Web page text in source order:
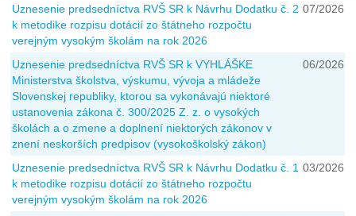
Uznesenie predsedníctva RVŠ SR k Návrhu Dodatku č. 2
k metodike rozpisu dotácií zo štátneho rozpočtu
verejným vysokým školám na rok 2026
07/2026
Uznesenie predsedníctva RVŠ SR k VYHLÁŠKE
Ministerstva školstva, výskumu, vývoja a mládeže
Slovenskej republiky, ktorou sa vykonávajú niektoré
ustanovenia zákona č. 300/2025 Z. z. o vysokých
školách a o zmene a doplnení niektorých zákonov v
znení neskorších predpisov (vysokoškolský zákon)
06/2026
Uznesenie predsedníctva RVŠ SR k Návrhu Dodatku č. 1
k metodike rozpisu dotácií zo štátneho rozpočtu
verejným vysokým školám na rok 2026
03/2026